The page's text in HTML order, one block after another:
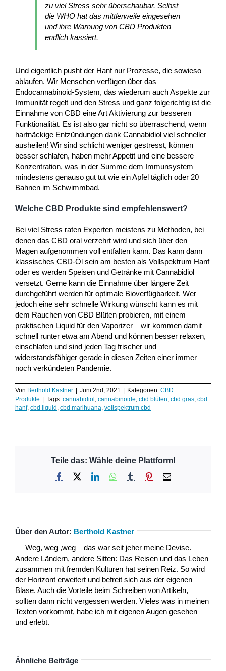
zu viel Stress sehr überschaubar. Selbst
die WHO hat das mittlerweile eingesehen
und ihre Warnung von CBD Produkten
endlich kassiert.
Und eigentlich pusht der Hanf nur Prozesse, die sowieso
ablaufen. Wir Menschen verfügen über das
Endocannabinoid-System, das wiederum auch Aspekte zur
Immunität regelt und den Stress und ganz folgerichtig ist die
Einnahme von CBD eine Art Aktivierung zur besseren
Funktionalität. Es ist also gar nicht so überraschend, wenn
hartnäckige Entzündungen dank Cannabidiol viel schneller
ausheilen! Wir sind schlicht weniger gestresst, können
besser schlafen, haben mehr Appetit und eine bessere
Konzentration, was in der Summe dem Immunsystem
mindestens genauso gut tut wie ein Apfel täglich oder 20
Bahnen im Schwimmbad.
Welche CBD Produkte sind empfehlenswert?
Bei viel Stress raten Experten meistens zu Methoden, bei
denen das CBD oral verzehrt wird und sich über den
Magen aufgenommen voll entfalten kann. Das kann dann
klassisches CBD-Öl sein am besten als Vollspektrum Hanf
oder es werden Speisen und Getränke mit Cannabidiol
versetzt. Gerne kann die Einnahme über längere Zeit
durchgeführt werden für optimale Bioverfügbarkeit. Wer
jedoch eine sehr schnelle Wirkung wünscht kann es mit
dem Rauchen von CBD Blüten probieren, mit einem
praktischen Liquid für den Vaporizer – wir kommen damit
schnell runter etwa am Abend und können besser relaxen,
einschlafen und sind jeden Tag frischer und
widerstandsfähiger gerade in diesen Zeiten einer immer
noch verkündeten Pandemie.
Von Berthold Kastner Juni 2nd, 2021 Kategorien: CBD
Produkte
Tags: cannabidiol , cannabinoide, cbd blüten, cbd gras, cbd
hanf, cbd liquid , cbd marihuana, vollspektrum cbd
Teile das: Wähle deine Plattform!
Facebook LinkedInWhatsApp
Tumblr Pinterest
E-
Über den Autor: Berthold Kastner
Weg, weg ,weg – das war seit jeher meine Devise.
Andere Ländern, andere Sitten: Das Reisen und das Leben
zusammen mit fremden Kulturen hat seinen Reiz. So wird
der Horizont erweitert und befreit sich aus der eigenen
Blase. Auch die Vorteile beim Schreiben von Artikeln,
sollten dann nicht vergessen werden. Vieles was in meinen
Texten vorkommt, habe ich mit eigenen Augen gesehen
und erlebt.
Ähnliche Beiträge